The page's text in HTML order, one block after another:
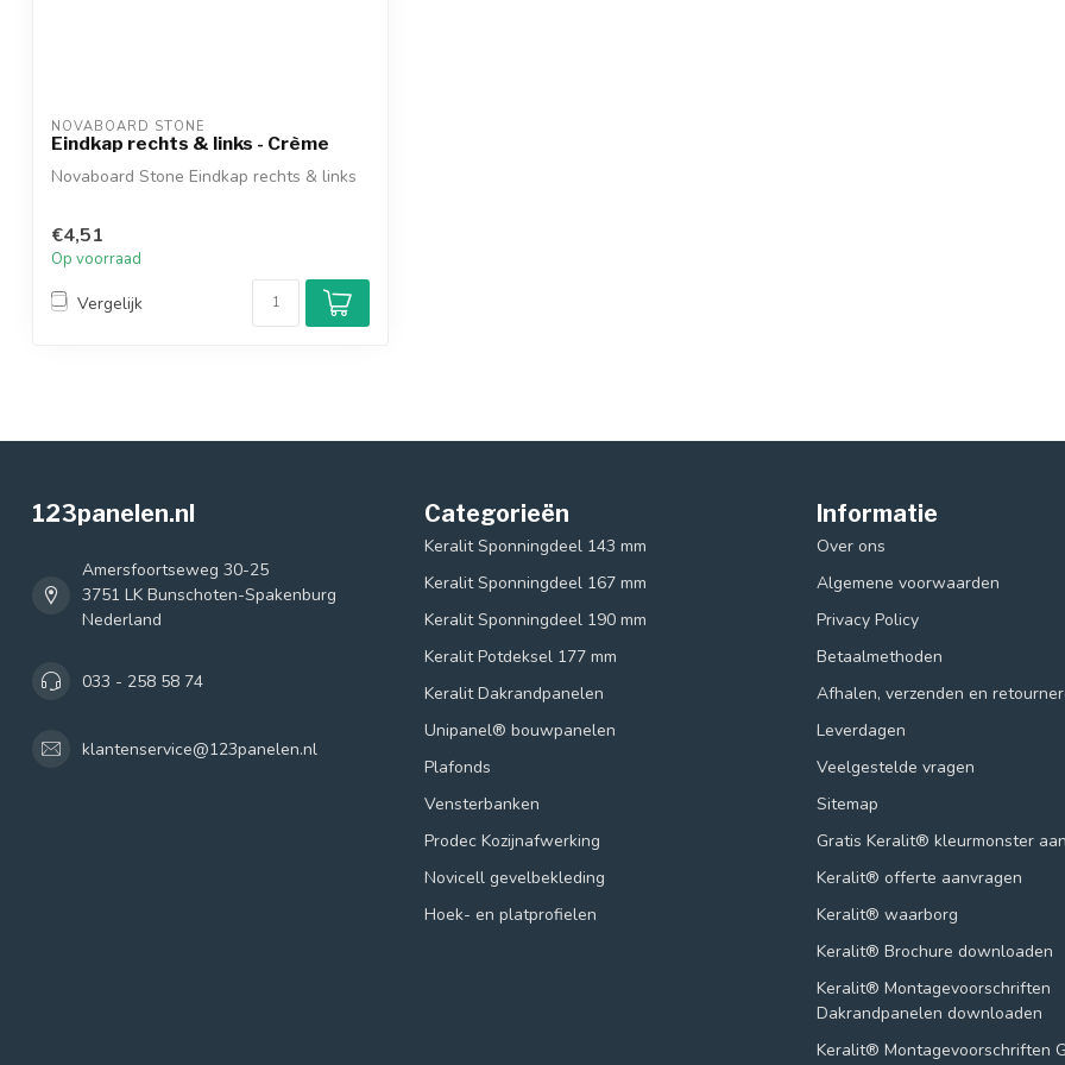
NOVABOARD STONE
Eindkap rechts & links - Crème
Novaboard Stone Eindkap rechts & links
€4,51
Op voorraad
Vergelijk
123panelen.nl
Amersfoortseweg 30-25
3751 LK Bunschoten-Spakenburg
Nederland
033 - 258 58 74
klantenservice@123panelen.nl
Categorieën
Keralit Sponningdeel 143 mm
Keralit Sponningdeel 167 mm
Keralit Sponningdeel 190 mm
Keralit Potdeksel 177 mm
Keralit Dakrandpanelen
Unipanel® bouwpanelen
Plafonds
Vensterbanken
Prodec Kozijnafwerking
Novicell gevelbekleding
Hoek- en platprofielen
Informatie
Over ons
Algemene voorwaarden
Privacy Policy
Betaalmethoden
Afhalen, verzenden en
Leverdagen
Veelgestelde vragen
Sitemap
Gratis Keralit® kleurmonster
Keralit® offerte aanvragen
Keralit® waarborg
Keralit® Brochure downloaden
Keralit® Montagevoorschriften
Dakrandpanelen downloaden
Keralit® Montagevoorschriften